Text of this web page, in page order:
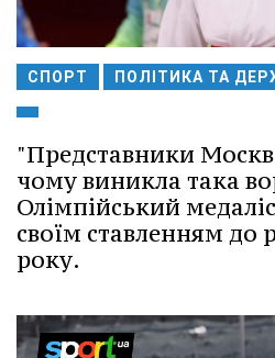
СПОРТ ПОЛІТИКА ТА
"Представники
чому виникла така
Олімпійський
своїм ставленням до
року.